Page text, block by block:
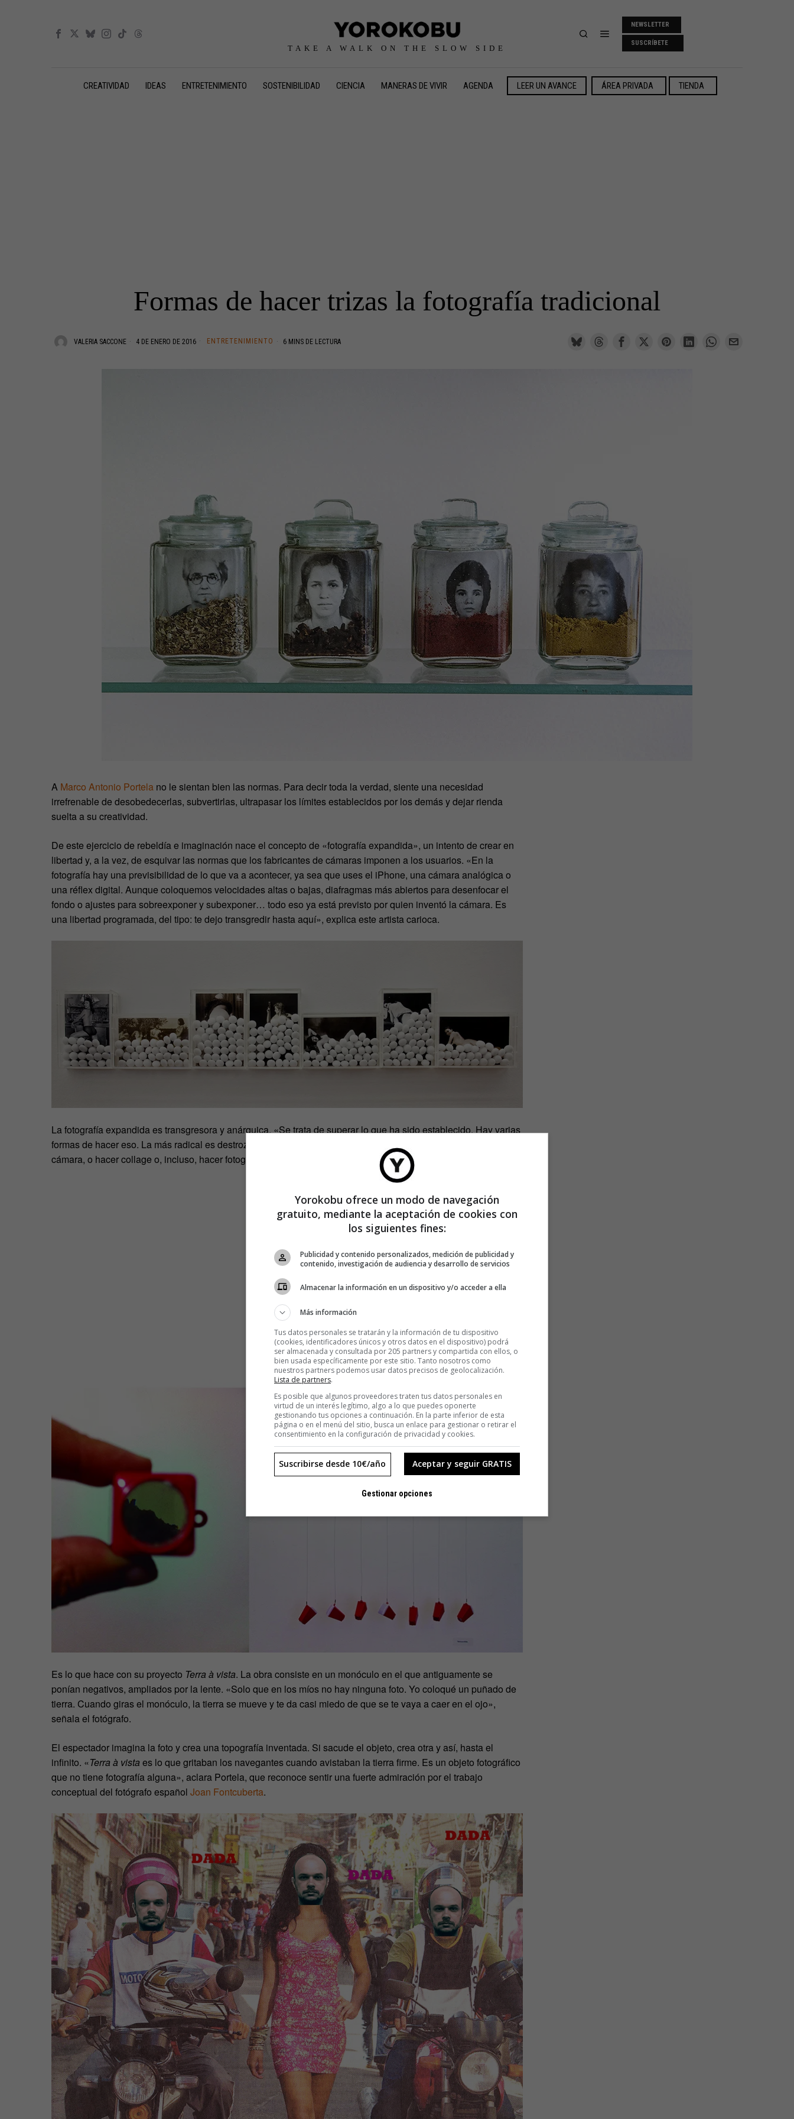
TAKE A WALK ON THE SLOW SIDE
NEWSLETTER
SUSCRÍBETE
CREATIVIDAD IDEAS ENTRETENIMIENTO SOSTENIBILIDAD CIENCIA MANERAS DE VIVIR AGENDA LEER UN AVANCE ÁREA PRIVADA TIENDA
Formas de hacer trizas la fotografía tradicional
VALERIA SACCONE 4 DE ENERO DE 2016 ENTRETENIMIENTO 6 MINS DE LECTURA
A Marco Antonio Portela no le sientan bien las normas. Para decir toda la verdad, siente una necesidad
irrefrenable de desobedecerlas, subvertirlas, ultrapasar los límites establecidos por los demás y dejar rienda
suelta a su creatividad.
De este ejercicio de rebeldía e imaginación nace el concepto de «fotografía expandida», un intento de crear en
libertad y, a la vez, de esquivar las normas que los fabricantes de cámaras imponen a los usuarios. «En la
fotografía hay una previsibilidad de lo que va a acontecer, ya sea que uses el iPhone, una cámara analógica o
una réflex digital. Aunque coloquemos velocidades altas o bajas, diafragmas más abiertos para desenfocar el
fondo o ajustes para sobreexponer y subexponer… todo eso ya está previsto por quien inventó la cámara. Es
una libertad programada, del tipo: te dejo transgredir hasta aquí», explica este artista carioca.
La fotografía expandida es transgresora y anárquica. «Se trata de superar lo que ha sido establecido. Hay varias
formas de hacer eso. La más radical es destrozar la cámara y crear una nueva. O colocar objetos en frente de la
cámara, o hacer collage o, incluso, hacer fotografía sin cámara», explica Portela.
Es lo que hace con su proyecto Terra à vista. La obra consiste en un monóculo en el que antiguamente se
ponían negativos, ampliados por la lente. «Solo que en los míos no hay ninguna foto. Yo coloqué un puñado de
tierra. Cuando giras el monóculo, la tierra se mueve y te da casi miedo de que se te vaya a caer en el ojo»,
señala el fotógrafo.
El espectador imagina la foto y crea una topografía inventada. Si sacude el objeto, crea otra y así, hasta el
infinito. «Terra à vista es lo que gritaban los navegantes cuando avistaban la tierra firme. Es un objeto fotográfico
que no tiene fotografía alguna», aclara Portela, que reconoce sentir una fuerte admiración por el trabajo
conceptual del fotógrafo español Joan Fontcuberta.
Yorokobu ofrece un modo de navegación
gratuito, mediante la aceptación de cookies con
los siguientes fines:
Publicidad y contenido personalizados, medición de publicidad y
contenido, investigación de audiencia y desarrollo de servicios
Almacenar la información en un dispositivo y/o acceder a ella
Más información
Tus datos personales se tratarán y la información de tu dispositivo
(cookies, identificadores únicos y otros datos en el dispositivo) podrá
ser almacenada y consultada por 205 partners y compartida con ellos, o
bien usada específicamente por este sitio. Tanto nosotros como
nuestros partners podemos usar datos precisos de geolocalización.
Lista de partners.
Es posible que algunos proveedores traten tus datos personales en
virtud de un interés legítimo, algo a lo que puedes oponerte
gestionando tus opciones a continuación. En la parte inferior de esta
página o en el menú del sitio, busca un enlace para gestionar o retirar el
consentimiento en la configuración de privacidad y cookies.
Aceptar y seguir GRATIS
Suscribirse desde 10€/año
Gestionar opciones